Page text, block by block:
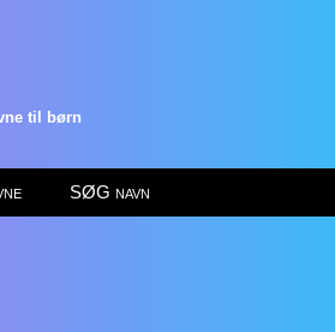
til børn
SØG navn